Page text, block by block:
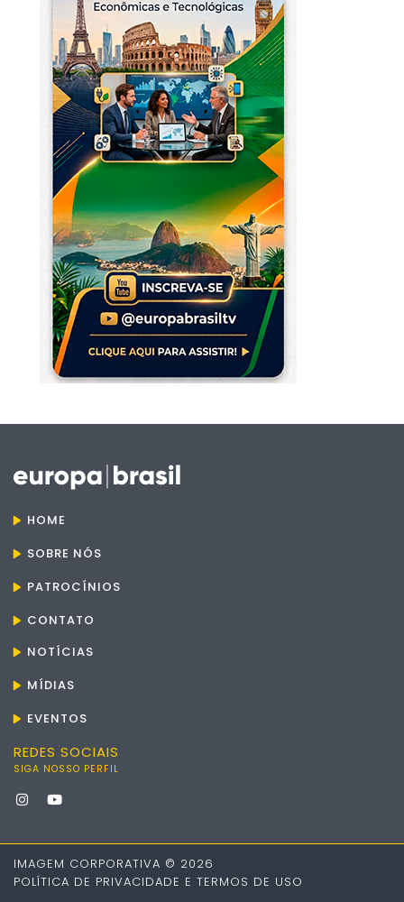
HOME
SOBRE NÓS
PATROCÍNIOS
CONTATO
NOTÍCIAS
MÍDIAS
EVENTOS
REDES SOCIAIS
SIGA NOSSO PERFIL
IMAGEM CORPORATIVA © 2026
POLÍTICA DE PRIVACIDADE E TERMOS DE USO